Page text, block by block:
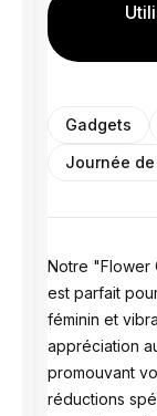
Gadgets
Journée
Notre "Flower
est parfait
féminin et
appréciation
promouvant
réductions